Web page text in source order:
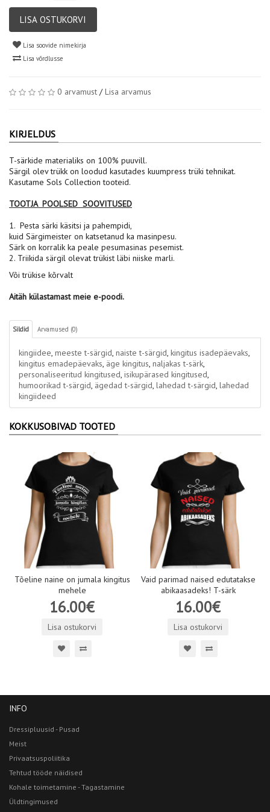
LISA OSTUKORVI
Lisa soovide nimekirja
Lisa võrdlusse
0 arvamust /Lisa arvamus
KIRJELDUS
T-särkide materialiks on 100% puuvill.
Särgil olev trükk on loodud kasutades kuumpress trüki tehnikat.
Kasutame Sols Collection tooteid.
TOOTJA POOLSED SOOVITUSED
1. Pesta särki käsitsi ja pahempidi,
kuid Särgimeister on katsetanud ka masinpesu.
Särk on korralik ka peale pesumasinas pesemist.
2. Triikida särgil olevat trükist läbi niiske marli.
Või trükise kõrvalt
Aitäh külastamast meie e-poodi.
Sildid Arvamused (0)
kingiidee, meeste t-särgid, naiste t-särgid, kingitus isadepäevaks,
kingitus emadepäevaks, äge kingitus, naljakas t-särk,
personaliseeritud kingitused, isikupärased kingitused,
humoorikad t-särgid, ägedad t-särgid, lahedad t-särgid, lahedad
kingiideed
KOKKUSOBIVAD TOOTED
Tõeline naine on jumala kingitus
mehele
16.00€
Lisa ostukorvi
Vaid parimad naised edutatakse
abikaasadeks! T-särk
16.00€
Lisa ostukorvi
INFO
Dressipluusid - Pusad
Meist
Privaatsuspoliitika
Tehtud tööde näidised
Kohale toimetamine - Tagastamine
Üldtingimused